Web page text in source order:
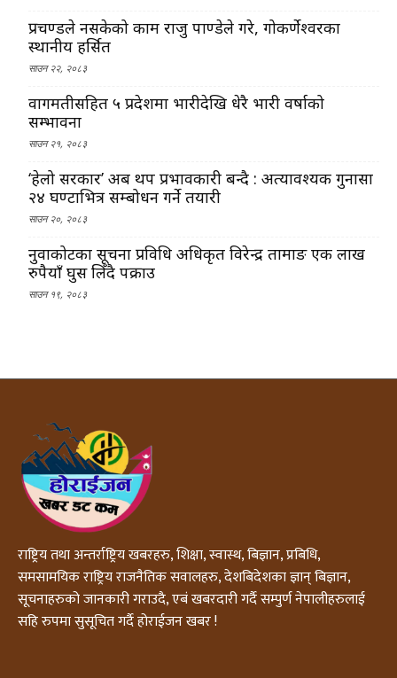
प्रचण्डले नसकेको काम राजु पाण्डेले गरे, गोकर्णेश्वरका
स्थानीय हर्सित
साउन २२, २०८३
वागमतीसहित ५ प्रदेशमा भारीदेखि धेरै भारी वर्षाको
सम्भावना
साउन २१, २०८३
‘हेलो सरकार’ अब थप प्रभावकारी बन्दै : अत्यावश्यक गुनासा
२४ घण्टाभित्र सम्बोधन गर्ने तयारी
साउन २०, २०८३
नुवाकोटका सूचना प्रविधि अधिकृत विरेन्द्र तामाङ एक लाख
रुपैयाँ घुस लिँदै पक्राउ
साउन १९, २०८३
राष्ट्रिय तथा अन्तर्राष्ट्रिय खबरहरु, शिक्षा, स्वास्थ, बिज्ञान, प्रबिधि,
समसामयिक राष्ट्रिय राजनैतिक सवालहरु, देशबिदेशका ज्ञान् बिज्ञान,
सूचनाहरुको जानकारी गराउदै, एबं खबरदारी गर्दै सम्पुर्ण नेपालीहरुलाई
सहि रुपमा सुसूचित गर्दै होराईजन खबर !